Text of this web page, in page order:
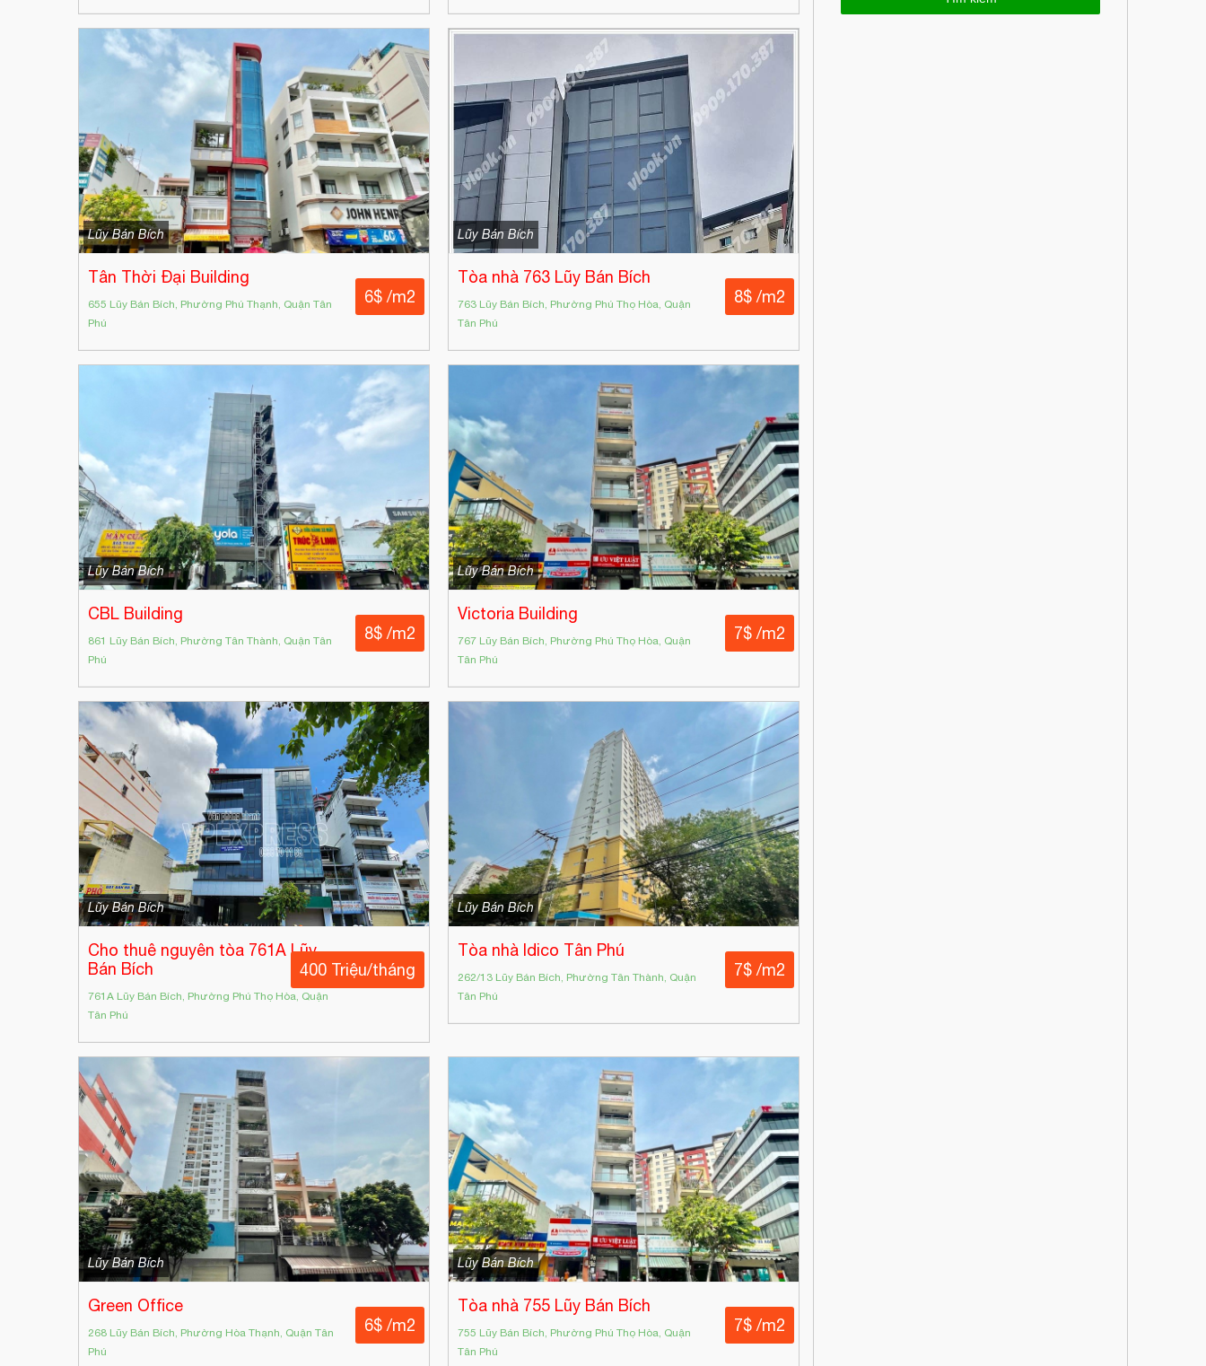
Lũy Bán Bích
Tân Thời Đại Building
655 Lũy Bán Bích, Phường Phú Thạnh, Quận Tân
Phú
6$ /m2
Lũy Bán Bích
Tòa nhà 763 Lũy Bán Bích
763 Lũy Bán Bích, Phường Phú Thọ Hòa, Quận
Tân Phú
8$ /m2
Lũy Bán Bích
CBL Building
861 Lũy Bán Bích, Phường Tân Thành, Quận Tân
Phú
8$ /m2
Lũy Bán Bích
Victoria Building
767 Lũy Bán Bích, Phường Phú Thọ Hòa, Quận
Tân Phú
7$ /m2
Lũy Bán Bích
Cho thuê nguyên tòa 761A Lũy
Bán Bích
761A Lũy Bán Bích, Phường Phú Thọ Hòa, Quận
Tân Phú
400 Triệu/tháng
Lũy Bán Bích
Tòa nhà Idico Tân Phú
262/13 Lũy Bán Bích, Phường Tân Thành, Quận
Tân Phú
7$ /m2
Lũy Bán Bích
Green Office
268 Lũy Bán Bích, Phường Hòa Thạnh, Quận Tân
Phú
6$ /m2
Lũy Bán Bích
Tòa nhà 755 Lũy Bán Bích
755 Lũy Bán Bích, Phường Phú Thọ Hòa, Quận
Tân Phú
7$ /m2